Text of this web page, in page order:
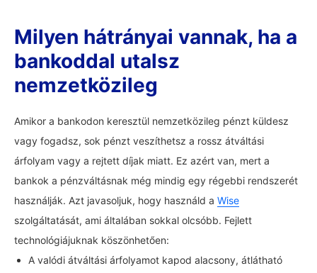
Milyen hátrányai vannak, ha a
bankoddal utalsz
nemzetközileg
Amikor a bankodon keresztül nemzetközileg pénzt küldesz
vagy fogadsz, sok pénzt veszíthetsz a rossz átváltási
árfolyam vagy a rejtett díjak miatt. Ez azért van, mert a
bankok a pénzváltásnak még mindig egy régebbi rendszerét
használják. Azt javasoljuk, hogy használd a Wise
szolgáltatását, ami általában sokkal olcsóbb. Fejlett
technológiájuknak köszönhetően:
A valódi átváltási árfolyamot kapod alacsony, átlátható